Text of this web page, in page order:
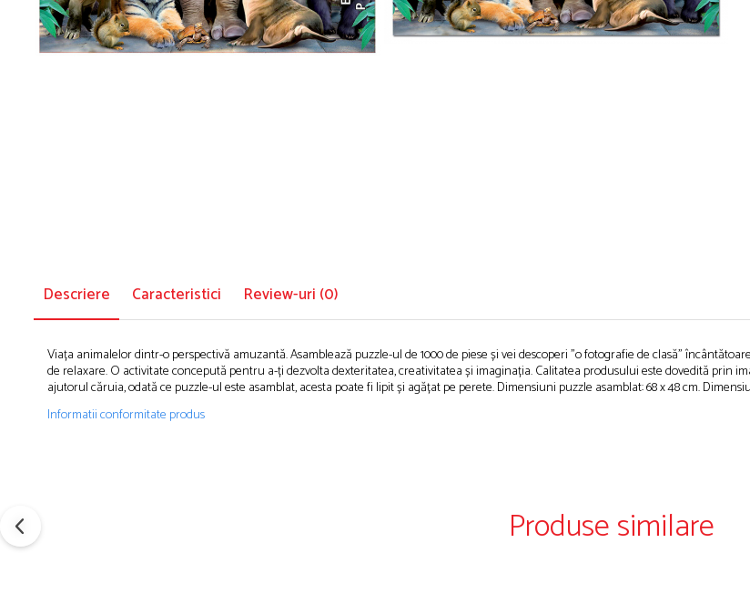
Puzzle-uri progresive
Puzzle-uri stratificate
Instrumente si accesorii pentru pictura
Sabloane
Stampile si tusiere
Tablouri diamonds
copii
Jocuri de societate pentru copii
Descriere Caracteristici Review-uri (0)
Viața animalelor dintr-o perspectivă amuzantă. Asamblează puzzle-ul de 1000 de piese și vei descoperi "o fotografie de clasă"
de relaxare. O activitate concepută pentru a-ți dezvolta dexteritatea, creativitatea și imaginația. Calitatea produsului este dovedită prin
ajutorul căruia, odată ce puzzle-ul este asamblat, acesta poate fi lipit și agățat pe perete. Dimensiuni puzzle asamblat: 68 x 48 cm.
Informatii conformitate produs
Produse similare